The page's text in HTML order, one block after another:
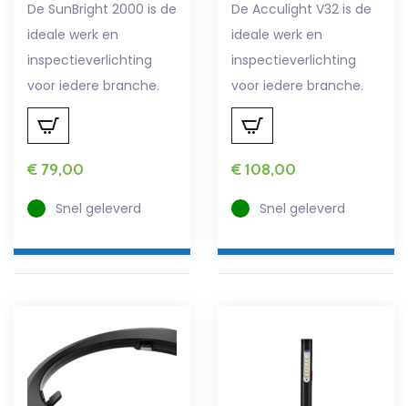
De SunBright 2000 is de
ideale werk en
inspectieverlichting
voor iedere branche.
€ 79,00
Snel geleverd
De Acculight V32 is de
ideale werk en
inspectieverlichting
voor iedere branche.
€ 108,00
Snel geleverd